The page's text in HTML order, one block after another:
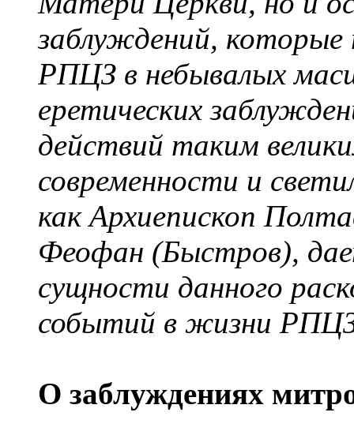
заблуждений, которые
РПЦЗ в небывалых
еретических
действий таким
современности и
как Архиепископ
Феофан (Быстров),
сущности данного
событий в жизни
О заблуждениях